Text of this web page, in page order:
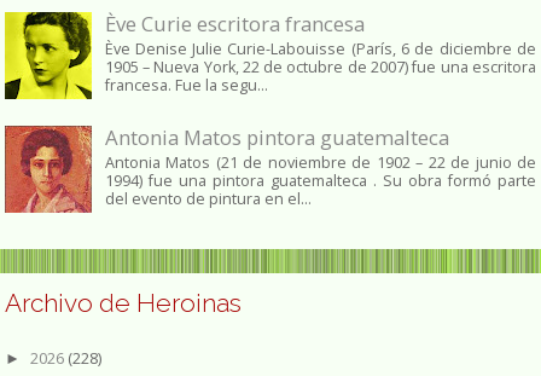
Ève Curie escritora francesa
Ève Denise Julie Curie-Labouisse (París, 6 de diciembre de
1905 – Nueva York, 22 de octubre de 2007) fue una escritora
francesa. Fue la segu...
Antonia Matos pintora guatemalteca
Antonia Matos (21 de noviembre de 1902 – 22 de junio de
1994) fue una pintora guatemalteca . Su obra formó parte
del evento de pintura en el...
Archivo de Heroinas
► 2026 (228)